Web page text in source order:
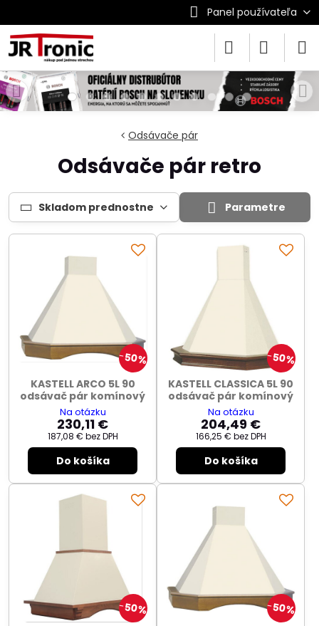
Panel používateľa
Odsávače pár
Odsávače pár retro
Skladom prednostne Parametre
50%
KASTELL ARCO 5L 90
odsávač pár komínový
Na otázku
230,11 €
187,08 € bez DPH
Do košíka
50%
KASTELL CLASSICA 5L 90
odsávač pár komínový
Na otázku
204,49 €
166,25 € bez DPH
Do košíka
50% 50%